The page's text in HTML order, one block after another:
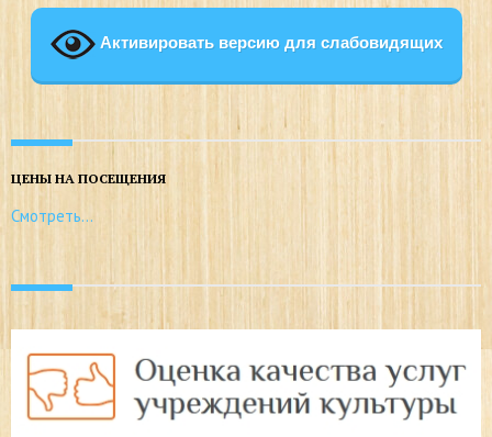
Активировать версию для слабовидящих
ЦЕНЫ НА ПОСЕЩЕНИЯ
Смотреть…